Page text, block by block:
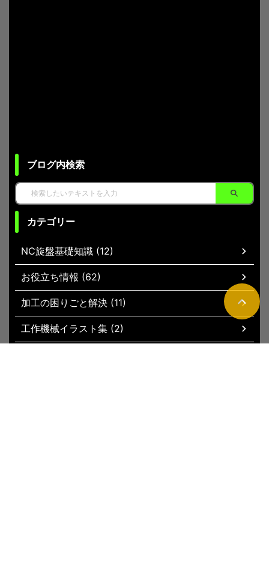
ブログ内検索
カテゴリー
NC旋盤基礎知識 (12)
お役立ち情報 (62)
加工の困りごと解決 (11)
工作機械イラスト集 (2)